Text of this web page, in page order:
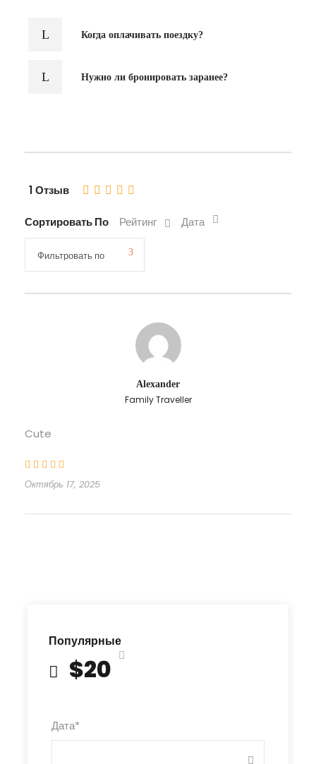
Популярные
$20
Дата*
Когда оплачивать поездку?
Нужно ли бронировать заранее?
1 Отзыв
Сортировать По Рейтинг Дата
Alexander
Family Traveller
Cute
Октябрь 17, 2025